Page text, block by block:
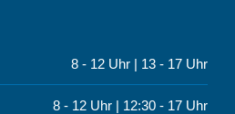
8 - 12 Uhr | 13 - 17 Uhr
8 - 12 Uhr | 12:30 - 17 Uhr